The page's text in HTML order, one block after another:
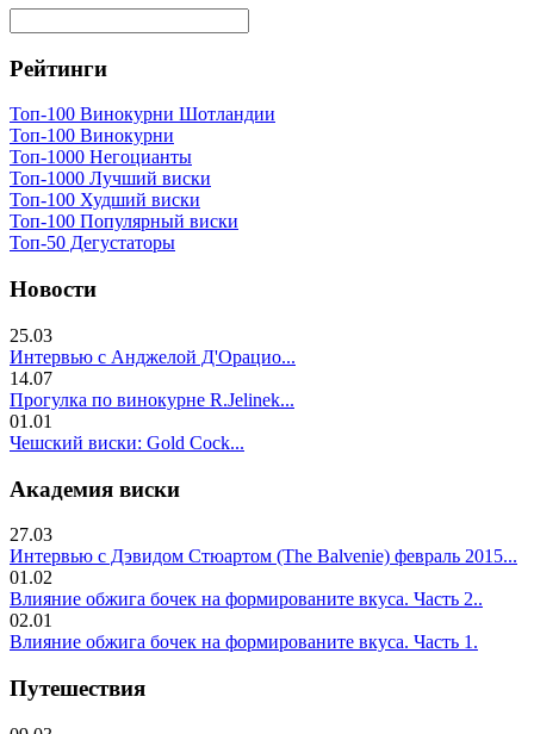
Рейтинги
Топ-100 Винокурни Шотландии
Топ-100 Винокурни
Топ-1000 Негоцианты
Топ-1000 Лучший виски
Топ-100 Худший виски
Топ-100 Популярный виски
Топ-50 Дегустаторы
Новости
25.03
Интервью с Анджелой Д'Орацио...
14.07
Прогулка по винокурне R.Jelinek...
01.01
Чешский виски: Gold Cock...
Академия виски
27.03
Интервью с Дэвидом Стюартом (The Balvenie) февраль 2015...
01.02
Влияние обжига бочек на формированите вкуса. Часть 2..
02.01
Влияние обжига бочек на формированите вкуса. Часть 1.
Путешествия